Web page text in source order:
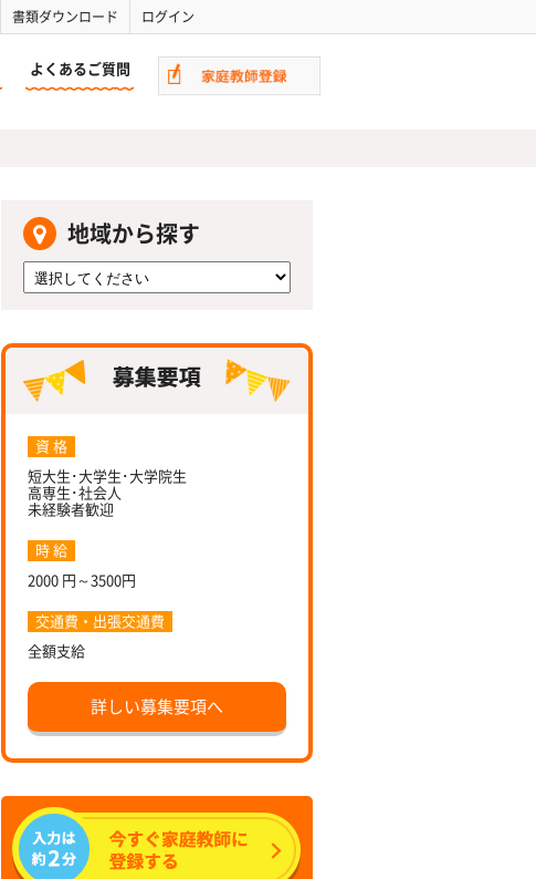
書類ダウンロード ログイン
よくあるご質問
地域から探す
資 格
短大生･大学生･大学院生
高専生･社会人
未経験者歓迎
時 給
2000 円～3500円
交通費・出張交通費
全額支給
詳しい募集要項へ